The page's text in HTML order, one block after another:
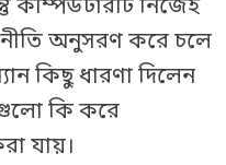
কম্পিউটারটি নিজেই
নীতি অনুসরণ করে চলে
কিছু ধারণা দিলেন
কি করে
যায়।